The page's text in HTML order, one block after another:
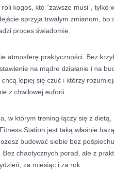
kogoś, kto “zawsze musi”, tylko
sprzyja trwałym zmianom, bo
proces świadomie.
atmosferę praktyczności. Bez
na mądre działanie i na
lepiej się czuć i którzy
z chwilowej euforii.
w którym trening łączy się z
Station jest taką właśnie
budować siebie bez
chaotycznych porad, ale z
za miesiąc i za rok.